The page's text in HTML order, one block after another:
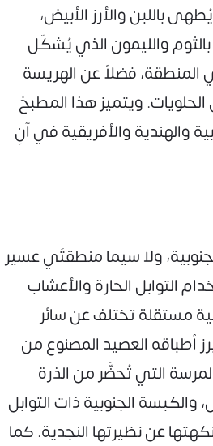
باللبن والأرز الأبيض،
والليمون الذي يُشكّل
المنطقة، فضلاً عن الهريسة
ويتميز هذا المطبخ
والهندية والأفريقية في آنٍ
ولا سيما منطقتَي عسير
التوابل الحارة والأعشاب
مستقلة تختلف عن سائر
أطباقه العصيد المصنوع من
التي تُحضَّر من الذرة
والكبسة الجنوبية ذات التوابل
عن نظيرتها النجدية. كما